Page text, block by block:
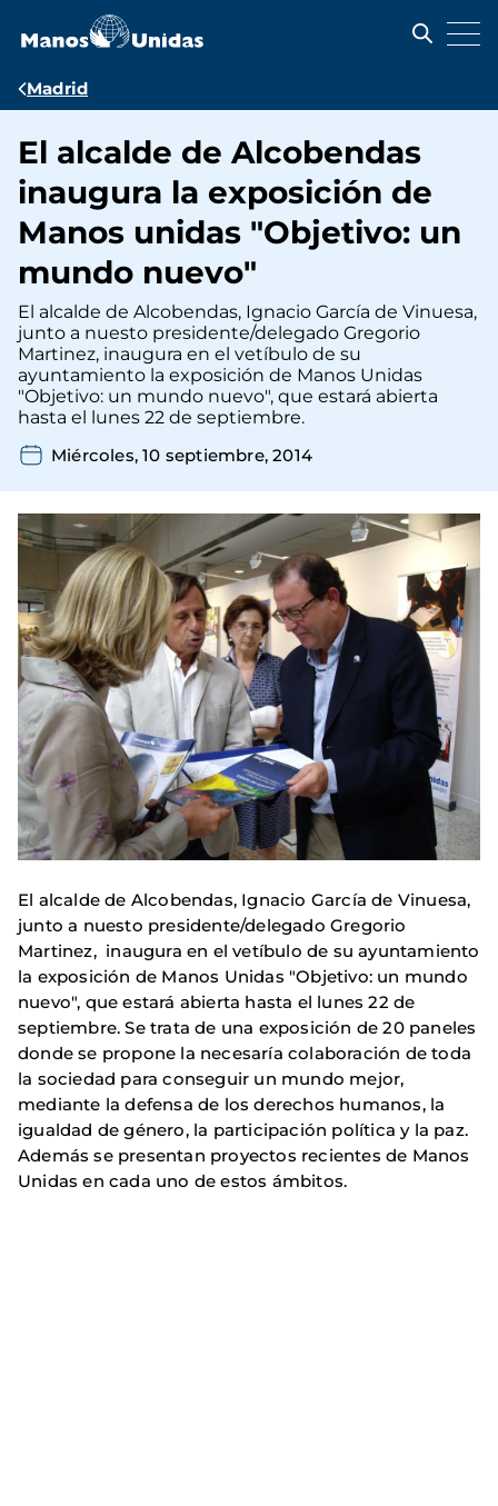
contenido
Ruta
navegación
Madrid
El alcalde de Alcobendas
inaugura la exposición de
Manos unidas "Objetivo: un
mundo nuevo"
El alcalde de Alcobendas, Ignacio García de Vinuesa,
junto a nuesto presidente/delegado Gregorio
Martinez, inaugura en el vetíbulo de su
ayuntamiento la exposición de Manos Unidas
"Objetivo: un mundo nuevo", que estará abierta
hasta el lunes 22 de septiembre.
Miércoles, 10 septiembre, 2014
El alcalde de Alcobendas, Ignacio García de Vinuesa,
junto a nuesto presidente/delegado Gregorio
Martinez, inaugura en el vetíbulo de su ayuntamiento
la exposición de Manos Unidas "Objetivo: un mundo
nuevo", que estará abierta hasta el lunes 22 de
septiembre. Se trata de una exposición de 20 paneles
donde se propone la necesaría colaboración de toda
la sociedad para conseguir un mundo mejor,
mediante la defensa de los derechos humanos, la
igualdad de género, la participación política y la paz.
Además se presentan proyectos recientes de Manos
Unidas en cada uno de estos ámbitos.